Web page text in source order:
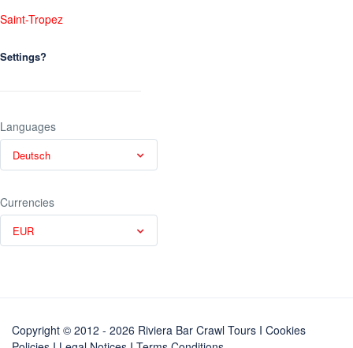
Saint-Tropez
Settings?
Languages
Deutsch
Currencies
EUR
Copyright © 2012 - 2026 Riviera Bar Crawl Tours I Cookies